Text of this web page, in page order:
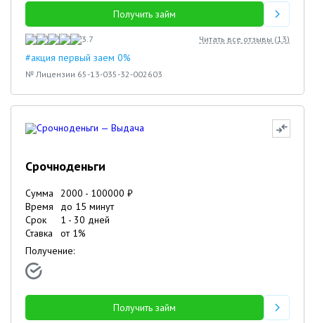
Получить займ
3.7 Читать все отзывы (13)
#акция первый заем 0%
№ Лицензии 65-13-035-32-002603
Срочноденьги
Сумма 2000 - 100000 ₽
Время
до 15 минут
Срок
1 - 30 дней
Ставка
от 1%
Получение:
Получить займ